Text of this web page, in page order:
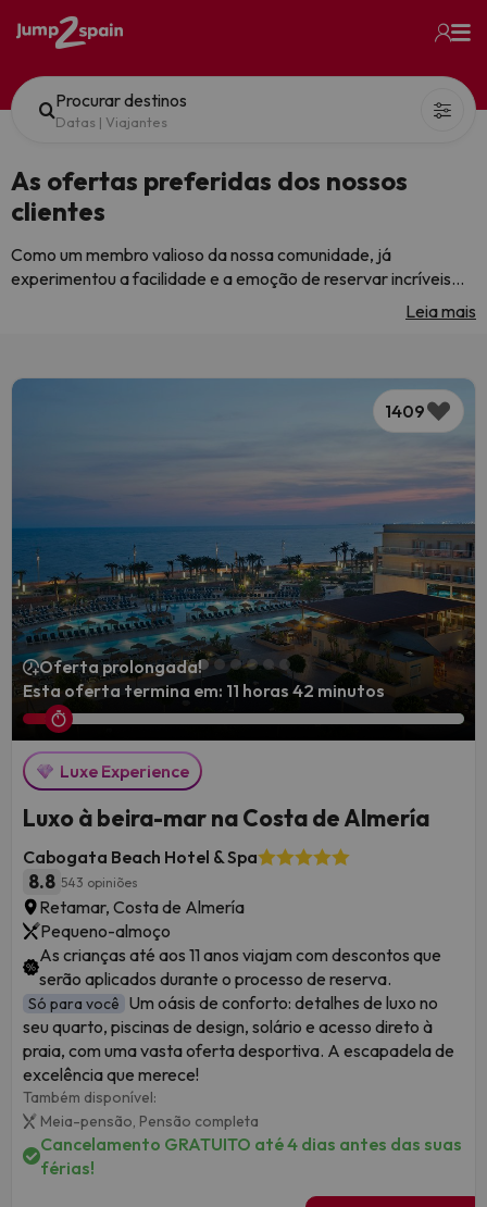
Procurar destinos
Datas | Viajantes
As ofertas preferidas dos nossos
clientes
Como um membro valioso da nossa comunidade, já
experimentou a facilidade e a emoção de reservar incríveis
ofertas de hotéis através de Jump2spain.com. Com um dos
nossos escritórios situado na bela Costa Dorada, a nossa
encontrar ofertas de Espanha. Conhecemosos meandros
, desde as suas praias banhadas
pelo sol até às suas cidades vibrantes, e estamos aqui para o
clientes - uma seleção escolhida a dedoe guardada por
viajantes como você
. Quer esteja a sonhar com um retiro na
costa ou com uma pausa na cidade, temos algo especial para
si. Vamos mergulhar em alguns dos principais destinos de
Espanha e nas fantásticas ofertas de hotéis que esperam por
si!
Leia mais
1409
Oferta prolongada!
Esta oferta termina em: 11 horas 42 minutos
Luxe Experience
Luxo à beira-mar na Costa de Almería
Cabogata Beach Hotel & Spa
8.8 543 opiniões
Retamar, Costa de Almería
Pequeno-almoço
As crianças até aos 11 anos viajam com descontos que
serão aplicados durante o processo de reserva.
Só para você Um oásis de conforto: detalhes de luxo no
seu quarto, piscinas de design, solário e acesso direto à
praia, com uma vasta oferta desportiva. A escapadela de
excelência que merece!
Também disponível:
Meia-pensão, Pensão completa
Cancelamento GRATUITO até 4 dias antes das suas
férias!